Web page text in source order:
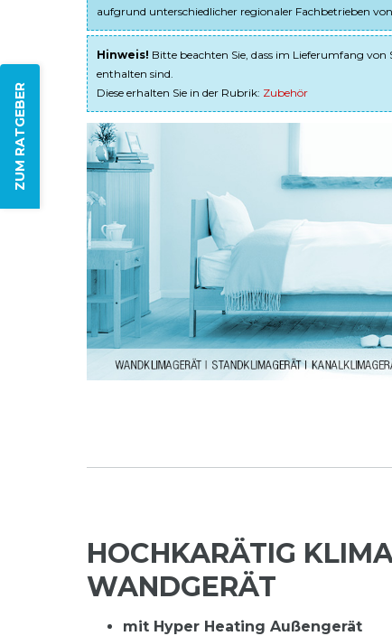
ZUM RATGEBER
aufgrund unterschiedlicher regionaler Fachbetrieben
Hinweis! Bitte beachten Sie, dass im Lieferumfang
enthalten sind.
Diese erhalten Sie in der Rubrik: Zubehör
HOCHKARÄTIG
WANDGERÄT
mit Hyper Heating Außengerät